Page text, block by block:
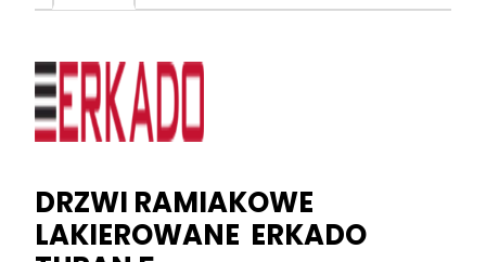
DRZWI RAMIAKOWE
LAKIEROWANE ERKADO